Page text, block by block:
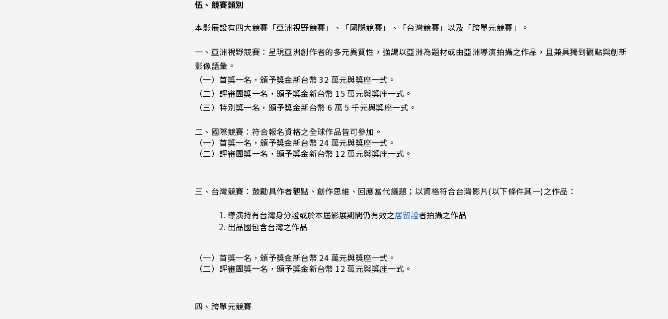
伍、競賽類別
本影展設有四大競賽「亞洲視野競賽」、「國際競賽」、「台灣競賽」以及「跨單元競賽」。
一、亞洲視野競賽：呈現亞洲創作者的多元異質性，強調以亞洲為題材或由亞洲導演拍攝之作品，且兼具獨到觀點與創新
影像語彙。
（一）首獎一名，頒予獎金新台幣 32 萬元與獎座一式。
（二）評審團奬一名，頒予獎金新台幣 15 萬元與獎座一式。
（三）特別獎一名，頒予獎金新台幣 6 萬 5 千元與獎座一式。
二、國際競賽：符合報名資格之全球作品皆可參加。
（一）首獎一名，頒予獎金新台幣 24 萬元與獎座一式。
（二）評審團獎一名，頒予獎金新台幣 12 萬元與獎座一式。
三、台灣競賽：鼓勵具作者觀點、創作思維、回應當代議題；以資格符合台灣影片(以下條件其一)之作品：
導演持有台灣身分證或於本屆影展期間仍有效之居留證者拍攝之作品
出品國包含台灣之作品
（一）首獎一名，頒予獎金新台幣 24 萬元與獎座一式。
（二）評審團獎一名，頒予獎金新台幣 12 萬元與獎座一式。
四、跨單元競賽